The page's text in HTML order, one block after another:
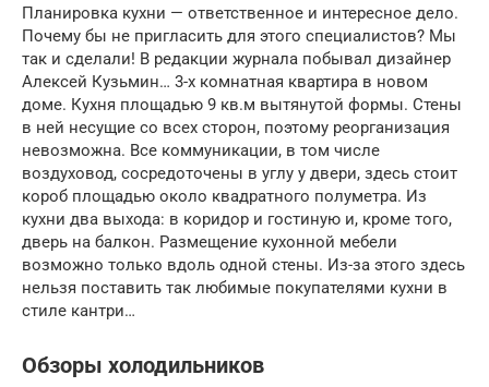
Планировка кухни — ответственное и интересное дело.
Почему бы не пригласить для этого специалистов? Мы
так и сделали! В редакции журнала побывал дизайнер
Алексей Кузьмин… 3-х комнатная квартира в новом
доме. Кухня площадью 9 кв.м вытянутой формы. Стены
в ней несущие со всех сторон, поэтому реорганизация
невозможна. Все коммуникации, в том числе
воздуховод, сосредоточены в углу у двери, здесь стоит
короб площадью около квадратного полуметра. Из
кухни два выхода: в коридор и гостиную и, кроме того,
дверь на балкон. Размещение кухонной мебели
возможно только вдоль одной стены. Из-за этого здесь
нельзя поставить так любимые покупателями кухни в
стиле кантри…
Обзоры холодильников